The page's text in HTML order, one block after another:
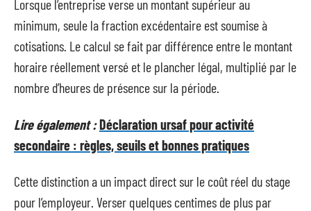
Lorsque l’entreprise verse un montant supérieur au
minimum, seule la fraction excédentaire est soumise à
cotisations. Le calcul se fait par différence entre le montant
horaire réellement versé et le plancher légal, multiplié par le
nombre d’heures de présence sur la période.
Lire également :Déclaration ursaf pour activité
secondaire : règles, seuils et bonnes pratiques
Cette distinction a un impact direct sur le coût réel du stage
pour l’employeur. Verser quelques centimes de plus par